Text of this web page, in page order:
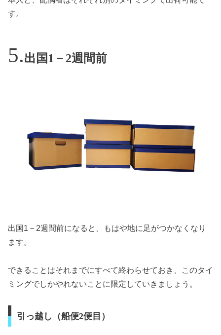
す。
出国1－2週間前
出国1－2週間前になると、もはや地に足がつかなくなり
ます。
できることはそれまでにすべて終わらせておき、このタイ
ミングでしかやれないことに限定していきましょう。
引っ越し（船便2便目）